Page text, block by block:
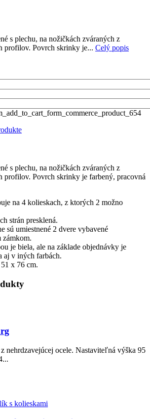
s plechu, na nožičkách zváraných z
profilov. Povrch skrinky je... Celý popis
s plechu, na nožičkách zváraných z
profilov. Povrch skrinky je farbený, pracovná
na 4 kolieskach, z ktorých 2 možno
strán presklená.
sú umiestnené 2 dvere vybavené
zámkom.
je biela, ale na základe objednávky je
aj v iných farbách.
x 76 cm.
nehrdzavejúcej ocele. Nastaviteľná výška 95